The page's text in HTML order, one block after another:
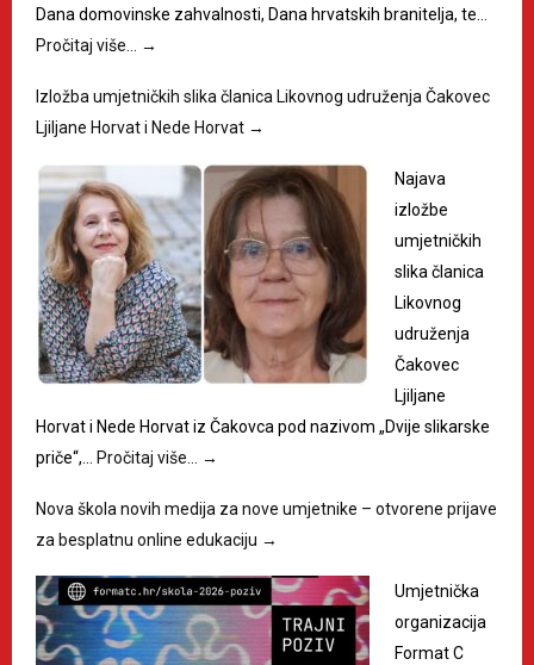
Dana domovinske zahvalnosti, Dana hrvatskih branitelja, te…
Pročitaj više… →
Izložba umjetničkih slika članica Likovnog udruženja Čakovec
Ljiljane Horvat i Nede Horvat →
Najava
izložbe
umjetničkih
slika članica
Likovnog
udruženja
Čakovec
Ljiljane
Horvat i Nede Horvat iz Čakovca pod nazivom „Dvije slikarske
priče“,… Pročitaj više… →
Nova škola novih medija za nove umjetnike – otvorene prijave
za besplatnu online edukaciju →
Umjetnička
organizacija
Format C